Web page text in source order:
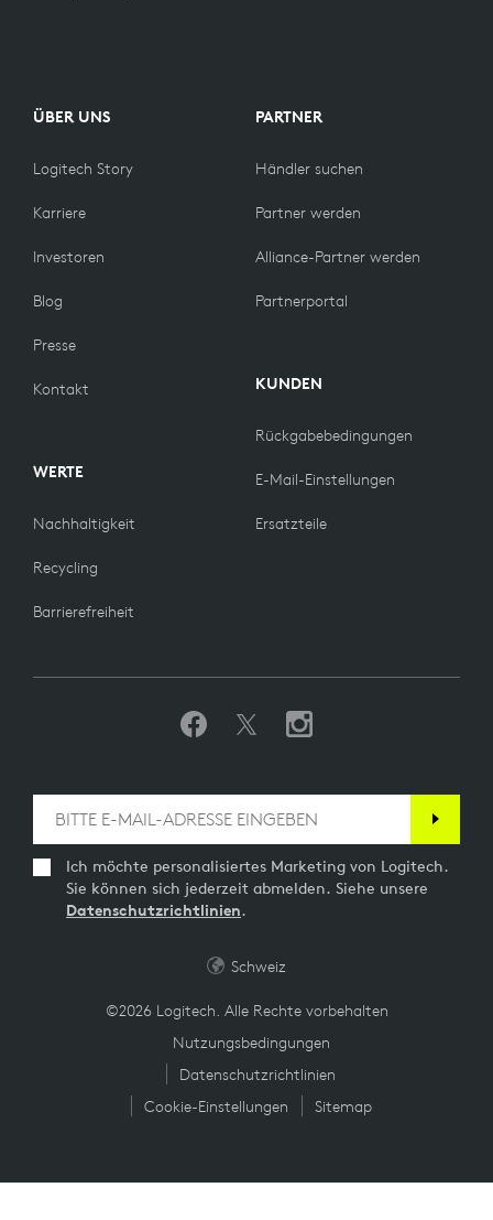
ÜBER UNS
Logitech Story
Karriere
Investoren
Blog
Presse
Kontakt
WERTE
Nachhaltigkeit
Recycling
Barrierefreiheit
PARTNER
Händler suchen
Partner werden
Alliance-Partner werden
Partnerportal
KUNDEN
Rückgabebedingungen
E-Mail-Einstellungen
Ersatzteile
Ich möchte personalisiertes Marketing von Logitech.
Sie können sich jederzeit abmelden. Siehe unsere
Datenschutzrichtlinien.
©2026 Logitech. Alle Rechte vorbehalten
Nutzungsbedingungen
Datenschutzrichtlinien
Cookie-Einstellungen
Sitemap
Schweiz